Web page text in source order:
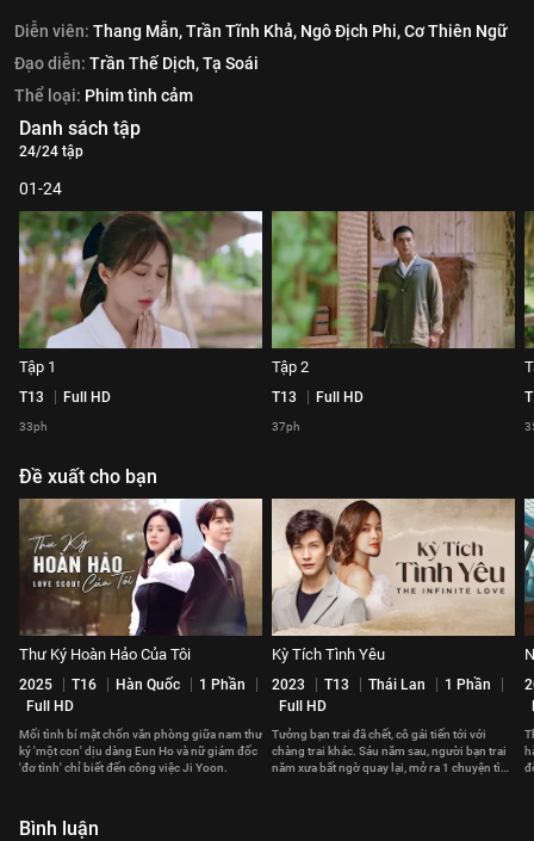
Diễn viên: Thang Mẫn,Trần Tĩnh Khả, Ngô Địch Phi,Cơ Thiên Ngữ
Đạo diễn: Trần Thế Dịch,Tạ Soái
Thể loại: Phim tình cảm
Danh sách tập
24/24 tập
01-24
Tập 1
T13 Full HD
33ph
Tập 2
T13 Full HD
37ph
Đề xuất cho bạn
Thư Ký Hoàn Hảo Của Tôi
2025 T16 Hàn Quốc
1 Phần
Full HD
Mối tình bí mật chốn văn phòng giữa nam thư
ký 'một con' dịu dàng Eun Ho và nữ giám đốc
'đơ tình' chỉ biết đến công việc Ji Yoon.
Kỳ Tích Tình Yêu
2023 T13 Thái Lan
1 Phần
Full HD
Tưởng bạn trai đã chết, cô gái tiến tới với
chàng trai khác. Sáu năm sau, người bạn trai
năm xưa bất ngờ quay lại, mở ra 1 chuyện tình
Bình luận